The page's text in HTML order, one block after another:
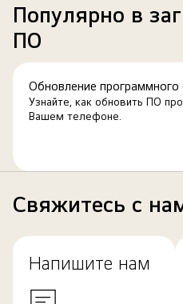
Популярно в
ПО
Обновление программного
Узнайте, как обновить ПО
Вашем телефоне.
Свяжитесь с
Напишите нам